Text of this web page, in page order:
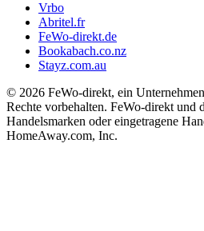
Vrbo
Abritel.fr
FeWo-direkt.de
Bookabach.co.nz
Stayz.com.au
© 2026 FeWo-direkt, ein
Rechte vorbehalten. FeWo-direkt und
Handelsmarken oder eingetragene
HomeAway.com, Inc.